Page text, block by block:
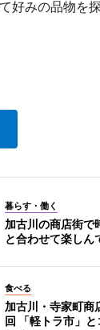
好みの品物を
暮らす・働く
加古川の商店街で
と合わせて楽しん
食べる
加古川・寺家町商
回 「軽トラ市」